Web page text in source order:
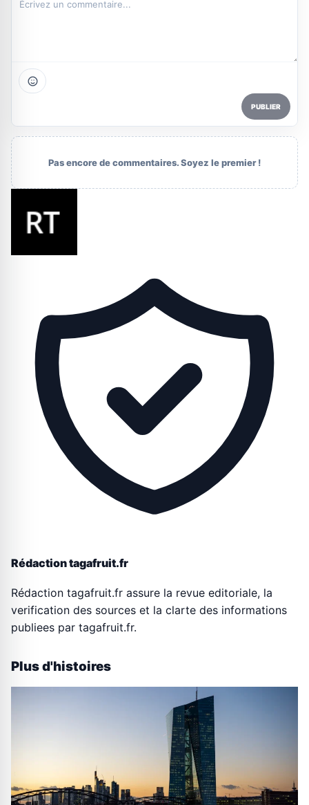
PUBLIER
Pas encore de commentaires. Soyez le premier !
Rédaction tagafruit.fr
Rédaction tagafruit.fr assure la revue editoriale, la
verification des sources et la clarte des informations
publiees par tagafruit.fr.
Plus d'histoires